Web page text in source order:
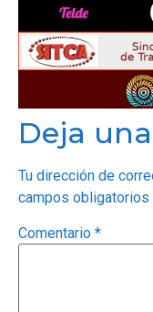
Deja
Tu dirección de
campos obligatorios
Comentario *